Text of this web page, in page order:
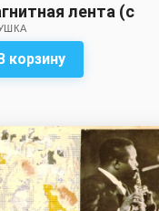
лента (с
корзину